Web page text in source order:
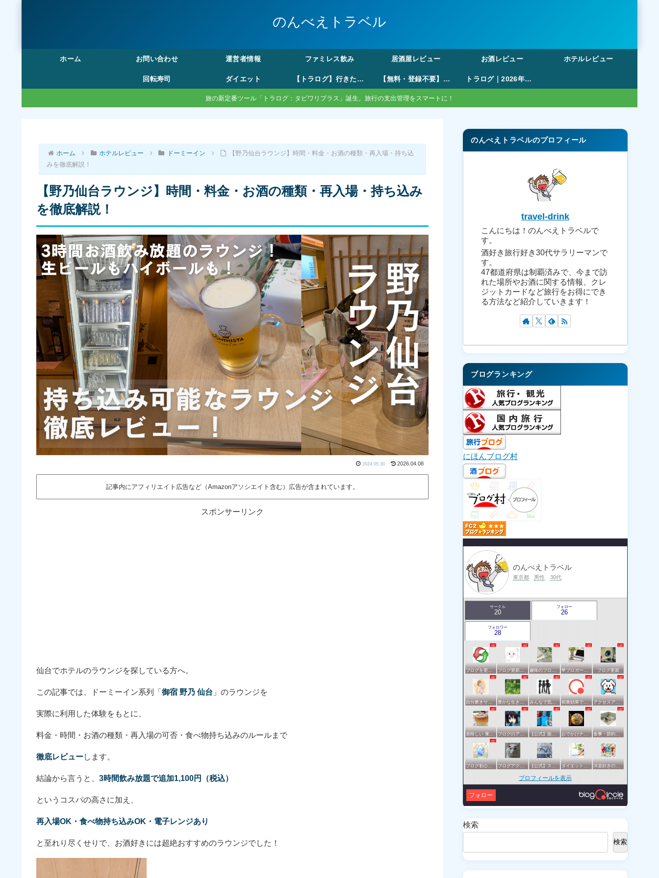
のんべえトラベル
ホーム お問い合わせ 運営者情報 ファミレス飲み 居酒屋レビュー お酒レビュー ホテルレビュー
回転寿司 ダイエット 【トラログ】行きたい所リストから旅費の割り勘まで。モード切替で自由な旅のしおり作成 【無料・登録不要】旅行の割り勘アプリおすすめ比較｜ポイント管理・複数日対応まで徹底解説 トラログ｜2026年版も作成可能！47都道府県塗りつぶしマップ・旅行記録ツール
旅の新定番ツール「トラログ：タビワリプラス」誕生。旅行の支出管理をスマートに！
ホーム ホテルレビュー ドーミーイン
【野乃仙台ラウンジ】時間・料金・お酒の種類・再入場・持ち込
みを徹底解説！
【野乃仙台ラウンジ】時間・料金・お酒の種類・再入場・持ち込み
を徹底解説！
2024.05.30 2026.04.08
記事内にアフィリエイト広告など（Amazonアソシエイト含む）広告が含まれています。
スポンサーリンク
仙台でホテルのラウンジを探している方へ。
この記事では、ドーミーイン系列「 御宿 野乃 仙台 」のラウンジを
実際に利用した体験をもとに、
料金・時間・お酒の種類・再入場の可否・食べ物持ち込みのルールまで
徹底レビューします。
結論から言うと、 3時間飲み放題で追加1,100円（税込）
というコスパの高さに加え、
再入場OK・食べ物持ち込みOK・電子レンジあり
と至れり尽くせりで、お酒好きには超絶おすすめのラウンジでした！
のんべえトラベルのプロフィール
travel-drink
こんにちは！のんべえトラベルで
す。
酒好き旅行好き30代サラリーマンで
す。
47都道府県は制覇済みで、今まで訪
れた場所やお酒に関する情報、クレ
ジットカードなど旅行をお得にでき
る方法など紹介していきます！
ブログランキング
にほんブログ村
のんべえトラベル
東京都 男性 30代
サークル
20
フォロー
26
フォロワー
28
ブログを更新したらここで報告 ブログ更新報告サークル 趣味のブログを楽しむ会 💙ブロガー応援&更新報告♪💙 ブログ更新
自分磨きサークル 豊かな生き方サークル みんなで気軽にアクセスアップ 相乗効果でWINWIN!「はてブ・ランキング」応援サークル！！！ アクセスアップのお手伝い！ブログサークルあんてな
美味しい 東京・横浜 ブログのアクセスアップを目指したい方一緒に頑張りましょう 【公式】旅行サークル おでかけナビ：ブロガーの地元・観光・グルメ情報 グリット / きっとおでかけしたくなる集い♪♪ 食事・節約・断捨離などの暮らし全般サークル
ブログ初心者の集い ブログアクセスアップサークル 【公式】スポーツ・アウトドアサークル ダイエットや美容の実践情報を公開する賢明なブロガーの集い 洋楽好きのためのサークル
プロフィールを表示
フォロー
検索
検索